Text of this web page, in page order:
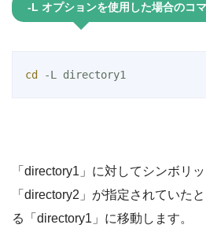
-L オプションを使用した場合のコ
cd -L directory1
「directory1」に対してシンボリ
「directory2」が指定されていた
る「directory1」に移動します。